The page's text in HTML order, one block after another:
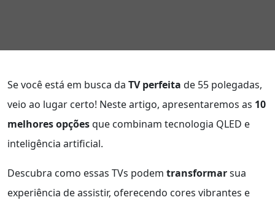
Se você está em busca da TV perfeita de 55 polegadas,
veio ao lugar certo! Neste artigo, apresentaremos as 10
melhores opçõesque combinam tecnologia QLED e
inteligência artificial.
Descubra como essas TVs podem transformarsua
experiência de assistir, oferecendo cores vibrantes e